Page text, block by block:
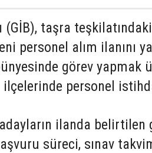
(GİB), taşra
personel alım ilanını
görev yapmak
ilçelerinde personel
ilanda belirtilen
süreci, sınav